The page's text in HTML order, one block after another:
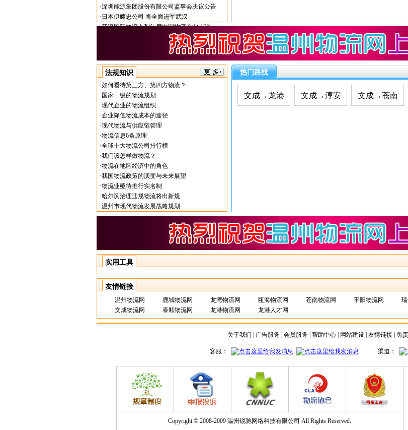
·深圳能源集团股份有限公司监事会决议公告
· 日本伊藤忠公司 将全面进军武汉
·开滦国际物流入列年度中国物流企业十强
法规知识
·如何看待第三方、第四方物流？
· 国家一级的物流规划
·现代企业的物流组织
·企业降低物流成本的途径
·现代物流与供应链管理
·物流信息6条原理
·全球十大物流公司排行榜
·我们该怎样做物流？
·物流在地区经济中的角色
·我国物流政策的演变与未来展望
·物流业亟待推行实名制
·哈尔滨治理违规物流将出新规
·温州市现代物流发展战略规划
热门路线
文成→龙港 文成→淳安 文成→苍南
实用工具
友情链接
温州物流网 鹿城物流网 龙湾物流网 瓯海物流网 苍南物流网 平阳物流网
文成物流网
泰顺物流网 龙港物流网 龙港人才网
关于我们 广告服务 会员服务 帮助中心 网站建设 友情链接 免
Copyright © 2008-2009 温州锐驰网络科技有限公司 All Rights Reserved.